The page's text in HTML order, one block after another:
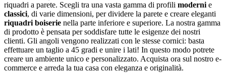
riquadri a parete. Scegli tra una vasta gamma di profili moderni e
classici, di varie dimensioni, per dividere la parete e creare eleganti
riquadri boiserie nella parte inferiore e superiore. La nostra gamma
di prodotto è pensata per soddisfare tutte le esigenze dei nostri
clienti. Gli angoli vengono realizzati con le stesse cornici: basta
effettuare un taglio a 45 gradi e unire i lati! In questo modo potrete
creare un ambiente unico e personalizzato. Acquista ora sul nostro e-
commerce e arreda la tua casa con eleganza e originalità.